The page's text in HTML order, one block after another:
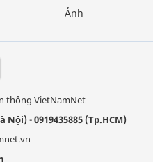
Ảnh
thông VietNamNet
Nội)-0919435885 (Tp.HCM)